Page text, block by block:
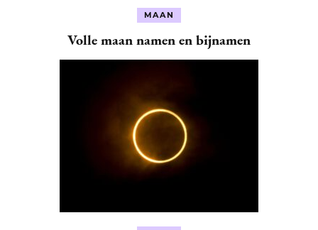
MAAN
Volle maan namen en bijnamen